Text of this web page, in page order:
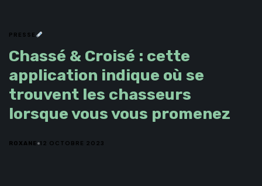
PRESSE
Chassé & Croisé : cette
application indique où se
trouvent les chasseurs
lorsque vous vous promenez
ROXANE 12 OCTOBRE 2023